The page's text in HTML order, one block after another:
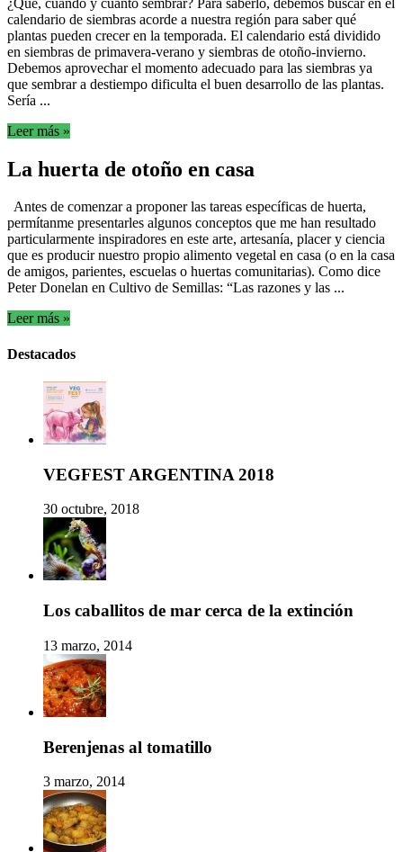
calendario de siembras acorde a nuestra región para saber qué
plantas pueden crecer en la temporada. El calendario está dividido
en siembras de primavera-verano y siembras de otoño-invierno.
Debemos aprovechar el momento adecuado para las siembras ya
que sembrar a destiempo dificulta el buen desarrollo de las plantas.
Sería ...
Leer más »
La huerta de otoño en casa
Antes de comenzar a proponer las tareas específicas de huerta,
permítanme presentarles algunos conceptos que me han resultado
particularmente inspiradores en este arte, artesanía, placer y ciencia
que es producir nuestro propio alimento vegetal en casa (o en la casa
de amigos, parientes, escuelas o huertas comunitarias). Como dice
Peter Donelan en Cultivo de Semillas: “Las razones y las ...
Leer más »
Destacados
VEGFEST ARGENTINA 2018
30 octubre, 2018
Los caballitos de mar cerca de la extinción
13 marzo, 2014
Berenjenas al tomatillo
3 marzo, 2014